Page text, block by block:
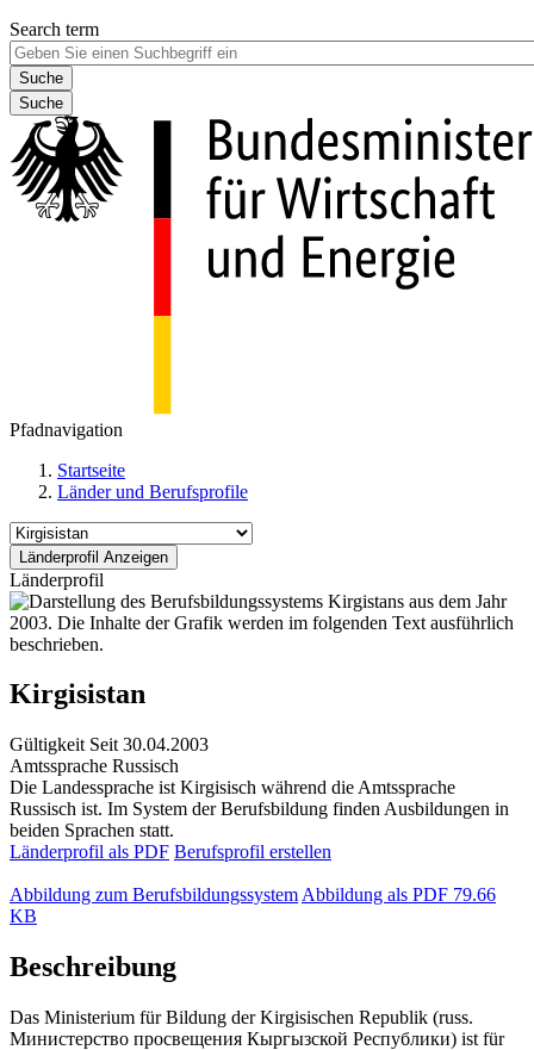
Search term
Suche
Pfadnavigation
Startseite
Länder und Berufsprofile
Länderprofil
Kirgisistan
Gültigkeit Seit 30.04.2003
Amtssprache Russisch
Die Landessprache ist Kirgisisch während die Amtssprache
Russisch ist. Im System der Berufsbildung finden Ausbildungen in
beiden Sprachen statt.
Länderprofil als PDF Berufsprofil erstellen
Abbildung zum Berufsbildungssystem Abbildung als PDF 79.66
KB
Beschreibung
Das Ministerium für Bildung der Kirgisischen Republik (russ.
Министерство просвещения Кыргызской Республики) ist für